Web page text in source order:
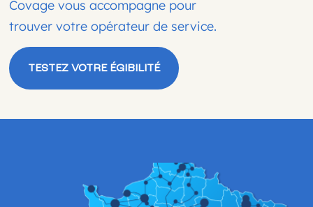
Covage vous accompagne pour
trouver votre opérateur de service.
TESTEZ VOTRE ÉGIBILITÉ